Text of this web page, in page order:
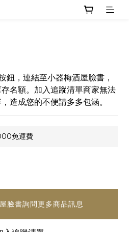
鈕，連結至小器梅酒屋臉書，
名額。加入追蹤清單商家無法
造成您的不便請多多包涵。
免運費
臉書詢問更多商品訊息